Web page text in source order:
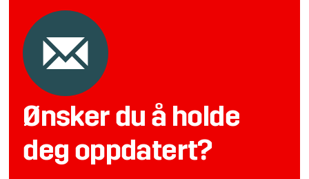
Ønsker du å holde
deg oppdatert?